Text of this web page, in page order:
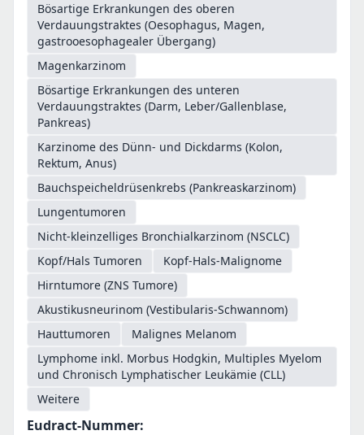
Bösartige Erkrankungen des oberen
Verdauungstraktes (Oesophagus, Magen,
gastrooesophagealer Übergang)
Magenkarzinom
Bösartige Erkrankungen des unteren
Verdauungstraktes (Darm, Leber/Gallenblase,
Pankreas)
Karzinome des Dünn- und Dickdarms (Kolon,
Rektum, Anus)
Bauchspeicheldrüsenkrebs (Pankreaskarzinom)
Lungentumoren
Nicht-kleinzelliges Bronchialkarzinom (NSCLC)
Kopf/Hals Tumoren
Kopf-Hals-Malignome
Hirntumore (ZNS Tumore)
Akustikusneurinom (Vestibularis-Schwannom)
Hauttumoren
Malignes Melanom
Lymphome inkl. Morbus Hodgkin, Multiples Myelom
und Chronisch Lymphatischer Leukämie (CLL)
Weitere
Eudract-Nummer: